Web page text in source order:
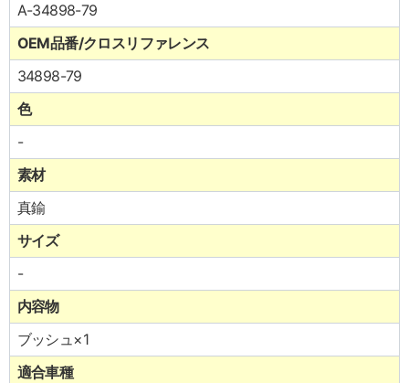
A-34898-79
OEM品番/クロスリファレンス
34898-79
色
-
素材
真鍮
サイズ
-
内容物
ブッシュ×1
適合車種